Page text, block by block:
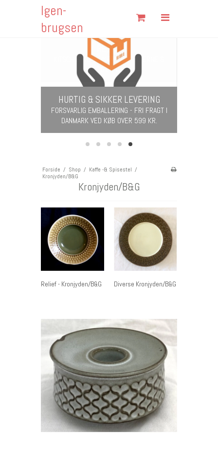
Igen-
brugsen
Om Igen-brugsen
Fortrydelsesformular
Åbningstider
DKK
RETRO
KITSCH & KLASSIKERE FRA 60'ERNE &
70'ERNE
Forside / Shop / Kaffe -& Spisestel /
Kronjyden/B&G
Kronjyden/B&G
Relief - Kronjyden/B&G Diverse Kronjyden/B&G